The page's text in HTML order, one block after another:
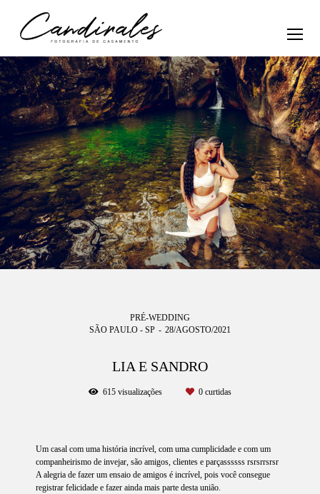
PRÉ-WEDDING
SÃO PAULO - SP
28/AGOSTO/2021
LIA E SANDRO
615 visualizações 0 curtidas
Um casal com uma história incrível, com uma cumplicidade e com um
companheirismo de invejar, são amigos, clientes e parçassssss rsrsrrsrsr
A alegria de fazer um ensaio de amigos é incrível, pois você consegue
registrar felicidade e fazer ainda mais parte desta união.